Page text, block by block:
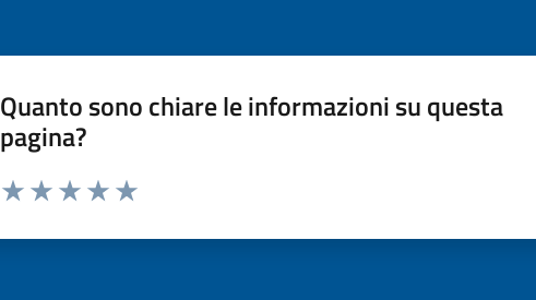
Quanto sono chiare le informazioni su questa
pagina?
Valuta da 1 a 5 stelle la pagina